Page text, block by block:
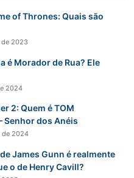
of Thrones: Quais são
2023
é Morador de Rua? Ele
2024
2: Quem é TOM
Senhor dos Anéis
de 2024
James Gunn é realmente
o de Henry Cavill?